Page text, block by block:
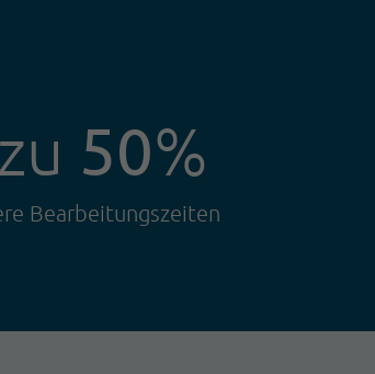
50%
Bearbeitungszeiten